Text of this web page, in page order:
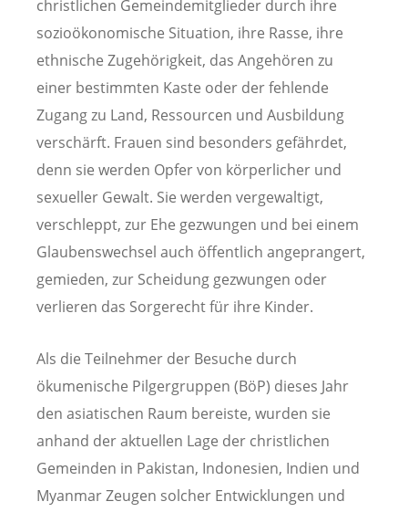
christlichen Gemeindemitglieder durch ihre
sozioökonomische Situation, ihre Rasse, ihre
ethnische Zugehörigkeit, das Angehören zu
einer bestimmten Kaste oder der fehlende
Zugang zu Land, Ressourcen und Ausbildung
verschärft. Frauen sind besonders gefährdet,
denn sie werden Opfer von körperlicher und
sexueller Gewalt. Sie werden vergewaltigt,
verschleppt, zur Ehe gezwungen und bei einem
Glaubenswechsel auch öffentlich angeprangert,
gemieden, zur Scheidung gezwungen oder
verlieren das Sorgerecht für ihre Kinder.
Als die Teilnehmer der Besuche durch
ökumenische Pilgergruppen (BöP) dieses Jahr
den asiatischen Raum bereiste, wurden sie
anhand der aktuellen Lage der christlichen
Gemeinden in Pakistan, Indonesien, Indien und
Myanmar Zeugen solcher Entwicklungen und